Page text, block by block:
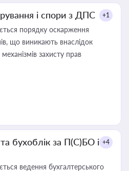
і спори з ДПС +1
порядку оскарження
що виникають внаслідок
захисту прав
та бухоблік за П(С)БО і +4
ведення бухгалтерського